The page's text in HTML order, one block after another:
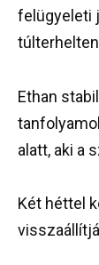
felügyeleti
Ethan
alatt, aki a
Két héttel